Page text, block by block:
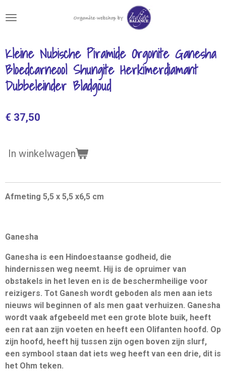
direct
de
hoofdinhoud
Kleine Nubische Piramide Orgonite Ganesha
Bloedcarneool Shungite Herkimerdiamant
Dubbeleinder Bladgoud
€ 37,50
In winkelwagen
Afmeting 5,5 x 5,5 x6,5 cm
Ganesha
Ganesha is een Hindoestaanse godheid, die
hindernissen weg neemt. Hij is de opruimer van
obstakels in het leven en is de beschermheilige voor
reizigers. Tot Ganesh wordt geboden als men aan iets
nieuws wil beginnen of als men gaat verhuizen. Ganesha
wordt vaak afgebeeld met een grote blote buik, heeft
een rat aan zijn voeten en heeft een Olifanten hoofd. Op
zijn hoofd, heeft hij tussen zijn ogen boven zijn slurf,
een symbool staan dat iets weg heeft van een drie, dit is
het Ohm teken.